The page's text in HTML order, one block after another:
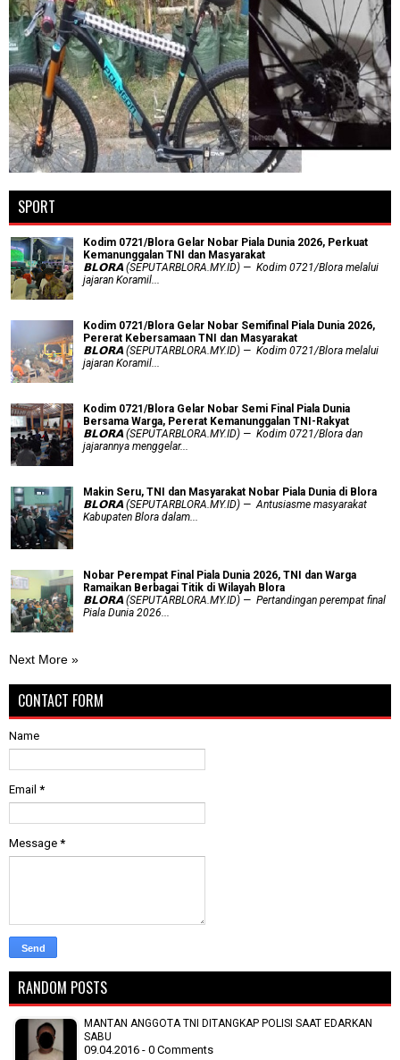
SPORT
Kodim 0721/Blora Gelar Nobar Piala Dunia 2026, Perkuat
Kemanunggalan TNI dan Masyarakat
𝗕𝗟𝗢𝗥𝗔 (SEPUTARBLORA.MY.ID) — Kodim 0721/Blora melalui
jajaran Koramil...
Kodim 0721/Blora Gelar Nobar Semifinal Piala Dunia 2026,
Pererat Kebersamaan TNI dan Masyarakat
𝗕𝗟𝗢𝗥𝗔 (SEPUTARBLORA.MY.ID) — Kodim 0721/Blora melalui
jajaran Koramil...
Kodim 0721/Blora Gelar Nobar Semi Final Piala Dunia
Bersama Warga, Pererat Kemanunggalan TNI-Rakyat
𝗕𝗟𝗢𝗥𝗔 (SEPUTARBLORA.MY.ID) — Kodim 0721/Blora dan
jajarannya menggelar...
Makin Seru, TNI dan Masyarakat Nobar Piala Dunia di Blora
𝗕𝗟𝗢𝗥𝗔 (SEPUTARBLORA.MY.ID) — Antusiasme masyarakat
Kabupaten Blora dalam...
Nobar Perempat Final Piala Dunia 2026, TNI dan Warga
Ramaikan Berbagai Titik di Wilayah Blora
𝗕𝗟𝗢𝗥𝗔 (SEPUTARBLORA.MY.ID) — Pertandingan perempat final
Piala Dunia 2026...
Next More »
CONTACT FORM
Name
Email *
Message *
RANDOM POSTS
MANTAN ANGGOTA TNI DITANGKAP POLISI SAAT EDARKAN
SABU
09.04.2016 - 0 Comments